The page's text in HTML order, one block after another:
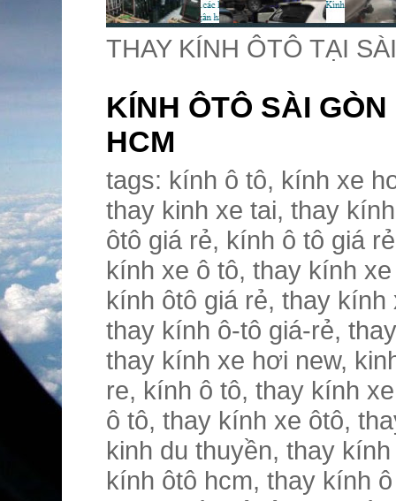
THAY KÍNH ÔTÔ TẠI
KÍNH ÔTÔ SÀI
HCM
tags: kính ô tô, kính xe hơi, kính xe tải, kinh xe tai, thay kính xe tải, thay kinh xe tai, thay kính xe tải giá-rẻ, thay kinh xe tai gia-re, kính ôtô giá rẻ, kính ô tô giá rẻ, kính xe hơi giá rẻ, thay kính ôtô, thay kính xe ô tô, thay kính xe ôtô, thay kính ô tô, thay kính xe hơi, thay kính ôtô giá rẻ, thay kính xe ô-tô giá-rẻ, thay kính xe ôtô giá-rẻ, thay kính ô-tô giá-rẻ, thay kính xe hơi giá-rẻ,thay kính xe hơi mới, thay kính xe hơi new, kinh xe hoi gia re, kính xe hơi, kinh o to gia re, kính ô tô, thay kính xe tải, thay kính xe tải, kính xe ô tô, kính xe ô tô, thay kính xe ôtô, thay kính xe-ôtô, thay kính luxgen 7, Thay kinh du thuyền, thay kính xe, thay kính ôtô, Thay kinh ô tô, thay kính ôtô hcm, thay kính ô tô sg, thay kính ô tô thủ đức, kinh o to gia re, kính ô tô, thay kính ô tô đẹp, đc kính ô tô, cty kính ô tô, kính xe ô tô, cửa hàng kính ô tô, thay kính ô tô xịn, thay kính xe tải, Thay kinh ôtô, thay kính ôtô hcm, thay kính ôtô sg, thay kính ôtô thủ đức, thay kính xe tải, thay kính xe tải, thay kính ôtô đẹp, phân phối thay kính xe tải, công ty thay kính xe tải, thay kính xe-ôtô, cửa hàng thay kính xe tải, thay kính ôtô xịn, thay kính xe-ôtô, Thay kinh xe ôtô, thay kính xe-ôtô hcm, thay kính xe-ôtô sg, thay kính ôtô thủ đức, , thay kính ôtô thủ-đức, thay kính xe ôtô, thay kính xe-ôtô, thay kính xe-ôtô đẹp-giá-rẻ, phân-phối thay kính ôtô, cty thay kính xe-ôtô, cửa hàng thay kính xe-ôtô, , cửa hàng thay kính ôtô, thay kính xe-ôtô xịn, kính xe ô tô, Thay kinh xe ô tô, thay kính xe ô tô hcm, thay kính ôtô sg, thay kính ô-tô sg, thay kính xe ô tô sg, thay kính ôtô sg, thay kính ôtô-sg, thay kính xe ô tô thủ đức, thay kính ô tô thủ đức, thay kính xe ô-tô thủ đức, thay kính ôtô thủ-đức, thay kính xe ôtô thủ-đức, kính xe ô tô, kính xe ô tô, thay kính ôtô đẹp, phân phối kính ôtô, cty kính xe ô tô, cửa hàng kính xe ô tô, thay kính xe ô tô xịn, kính xe hơi, Thay kinh xe hơi, thay kính xe hơi hcm, thay kính xe hơi sg, thay kính xe hơi thủ đức, kinh xe hoi gia re, kính xe hơi, thay kính xe hơi đẹp, phân phối kính xe hơi, cty kinh xe hoi gia re, kính xe hơi, cửa hàng kính xe hơi, thay kính xe hơi xịn, thay kính ô tô Sài gòn, Thay kinh xe oto thủ đức, Thay kinh xe oto thu duc, Thay kinh xe oto hcm, thay kính xe-ôtô hãng, thay kính xe ô tô hãng, thay kính xe tải, thay kính ôtô Sài gòn, thay kính ô tô sai gon, thay kính ôtô sai gon, thay kính ô tô nhập, thay kính ô tô thu duc, thay kính xe-ôtô, thay kính o to thủ đức, Thay kinh o to thủ đức, Thay kinh o to thu duc, Thay kinh o to hcm, kính xe ô tô, thay kính ôtô nhập, thay kính ô tô hãng, thay kính xe ô tô Sài gòn, thay kính ôtô thu duc, thay kính xe ô tô sai gon, thay kính oto thủ đức, thay kính xe-ôtô Sài gòn, thay kính xe-ôtô sai gon, thay kính xe-ôtô nhập, Thay kinh oto thủ đức, thay kính xe ô tô nhập, Thay kinh oto thu duc, thay kính xe-ôtô thu duc, Thay kinh oto hcm, thay kính xe ô tô thu duc, thay kính xe o to thủ đức, kính ôtô thủ đức, Thay kinh xe o to thu duc, Thay kinh xe o to hcm, thay kính ôtô hãng, kính ô tô, thay kính xe ô tô tđ, thay kính xe-ôtô tđ, thay kính ôtô tđ, thay kính ô tô tđ, thay kính xe-ôtô hbc, thay kính xe ô tô hbc, thay kính ôtô hbc, Thay kinh oto sg, thay kính ô tô hbc, Thay kinh xe o to sg, Thay kinh xe o-to sg, Thay kinh o to sg, Thay kinh o-to sg, thay kính xe ô tô hbp, Thay kinh xe oto sg, Thay kinh o to sg, thay kính xe-ôtô hbp, thay kính xe-ôtô thuduc, thay kính xe oto thủ đức, thay kính xe ô tô thuduc, thay kính ôtô hbp, thay kính ôtô thuduc, thay kính ô tô hbp, Thay kinh xe hoi, thay kinh o to x, Thay Kính Xe tải tận Nơi, Thay Kính Xe tải tận-Nơi, thay kinh xe oto a, Thay kinh xe oto, thay kinh o to x, Thay Kính Xe tải tận-Nơi, thay kinh xe oto a, Thay